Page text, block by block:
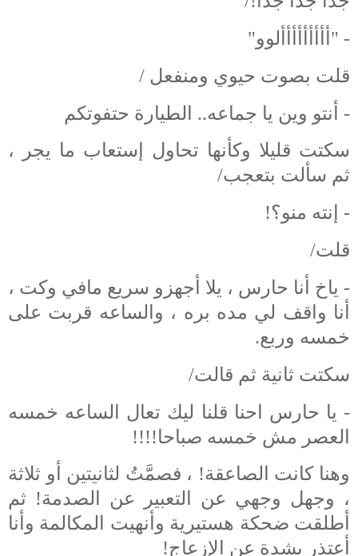
- "أأأأأأأأألوو"
قلت بصوت حيوي ومنفعل /
- أنتو وين يا جماعه.. الطيارة حتفوتكم
سكتت قليلا وكأنها تحاول إستعاب ما يجر ،
ثم سألت بتعجب/
- إنته منو؟!
قلت/
- ياخ أنا حارس ، يلا أجهزو سريع مافي وكت ،
أنا واقف لي مده بره ، والساعه قربت على
خمسه وربع.
سكتت ثانية ثم قالت/
- يا حارس احنا قلنا ليك تعال الساعه خمسه
العصر مش خمسه صباحا!!!!
وهنا كانت الصاعقة! ، فصمَّتُ لثانيتين أو ثلاثة
، وجهل وجهي عن التعبير عن الصدمة! ثم
أطلقت ضحكة هستيرية وأنهيت المكالمة وأنا
أعتذر بشدة عن الإزعاج!